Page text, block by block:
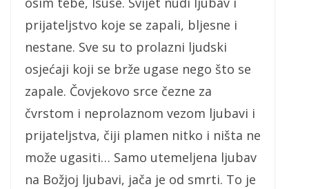
prijateljstvo koje se zapali, bljesne i
nestane. Sve su to prolazni ljudski
osjećaji koji se brže ugase nego što se
zapale. Čovjekovo srce čezne za
čvrstom i neprolaznom vezom ljubavi i
prijateljstva, čiji plamen nitko i ništa ne
može ugasiti… Samo utemeljena ljubav
na Božjoj ljubavi, jača je od smrti. To je